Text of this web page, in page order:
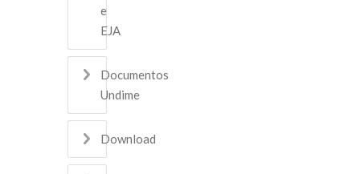
e
EJA
Documentos
Undime
Download